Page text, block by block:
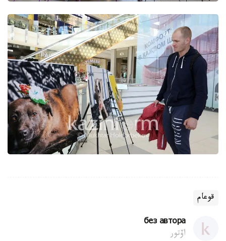
قوعام
без автора
اۆتور